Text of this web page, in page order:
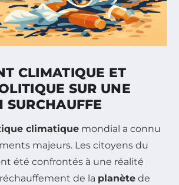
CLIMATIQUE ET
SUR UNE
SURCHAUFFE
climatique mondial a connu
majeurs. Les citoyens du
été confrontés à une réalité
de la planète de